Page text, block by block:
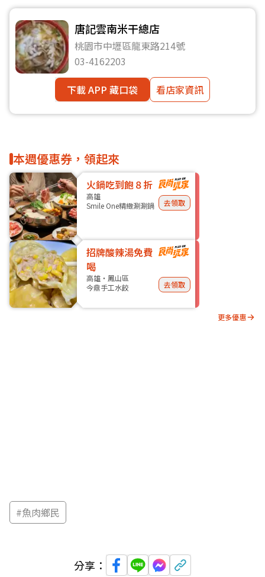
唐記雲南米干總店
桃園市中壢區龍東路214號
03-4162203
下載 APP 藏口袋
看店家資訊
本週優惠券，領起來
火鍋吃到飽８折
高雄
Smile One精緻涮涮鍋
去領取
招牌酸辣湯免費
喝
高雄・鳳山區
今鼎手工水餃
去領取
更多優惠
#魚肉鄉民
分享：